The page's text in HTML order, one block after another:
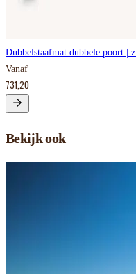
Dubbelstaafmat dubbele poort |
Vanaf
731,20
Bekijk ook